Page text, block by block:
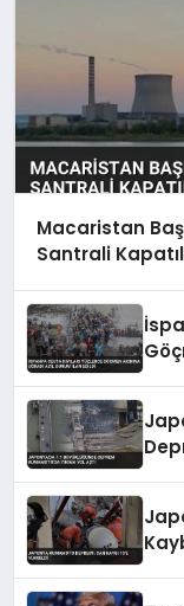
Macaristan
Santrali